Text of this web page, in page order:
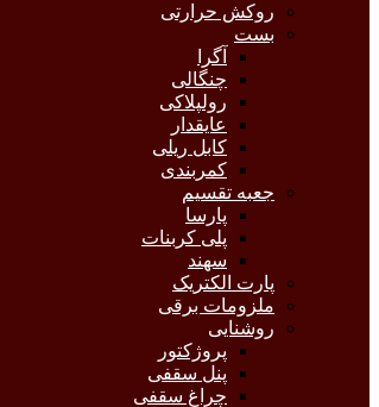
روکش حرارتی
بست
آگرا
چنگالی
رولپلاکی
عایقدار
کابل ریلی
کمربندی
جعبه تقسیم
پارسا
پلی کربنات
سهند
پارت الکتریک
ملزومات برقی
روشنایی
پروژکتور
پنل سقفی
چراغ سقفی